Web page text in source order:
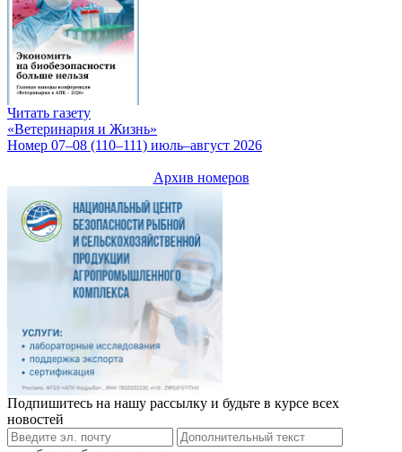
Читать газету
«Ветеринария и Жизнь»
Номер 07–08 (110–111) июль–август 2026
Архив номеров
Подпишитесь на нашу рассылку и будьте в курсе всех
новостей